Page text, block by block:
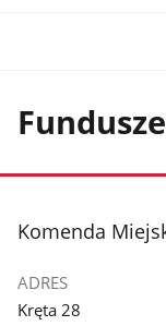
stopka
Komenda
ADRES
Kręta 28